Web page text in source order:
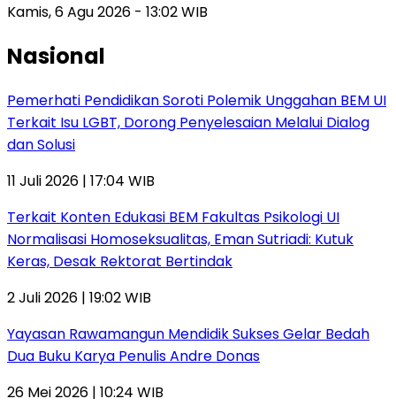
Kamis, 6 Agu 2026 - 13:02 WIB
Nasional
Pemerhati Pendidikan Soroti Polemik Unggahan BEM UI
Terkait Isu LGBT, Dorong Penyelesaian Melalui Dialog
dan Solusi
11 Juli 2026 | 17:04 WIB
Terkait Konten Edukasi BEM Fakultas Psikologi UI
Normalisasi Homoseksualitas, Eman Sutriadi: Kutuk
Keras, Desak Rektorat Bertindak
2 Juli 2026 | 19:02 WIB
Yayasan Rawamangun Mendidik Sukses Gelar Bedah
Dua Buku Karya Penulis Andre Donas
26 Mei 2026 | 10:24 WIB